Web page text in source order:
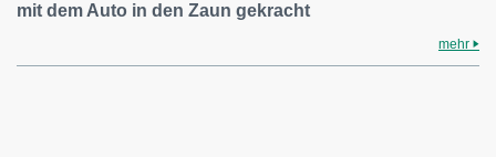
mit dem Auto in den Zaun gekracht
mehr